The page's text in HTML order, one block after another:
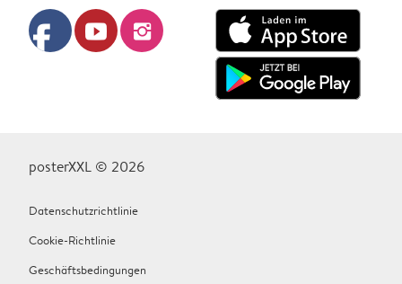
facebook youtube instagram
posterXXL © 2026
Datenschutzrichtlinie
Cookie-Richtlinie
Geschäftsbedingungen